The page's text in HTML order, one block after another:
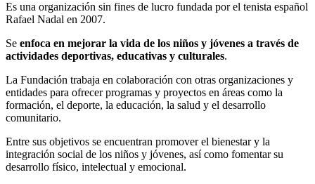
Es una organización sin fines de lucro fundada por el tenista español
Rafael Nadal en 2007.
Se enfoca en mejorar la vida de los niños y jóvenes a través de
actividades deportivas, educativas y culturales.
La Fundación trabaja en colaboración con otras organizaciones y
entidades para ofrecer programas y proyectos en áreas como la
formación, el deporte, la educación, la salud y el desarrollo
comunitario.
Entre sus objetivos se encuentran promover el bienestar y la
integración social de los niños y jóvenes, así como fomentar su
desarrollo físico, intelectual y emocional.